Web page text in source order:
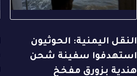
النقل اليمنية: الحوثيون
استهدفوا سفينة شحن
هندية بزورق مفخخ